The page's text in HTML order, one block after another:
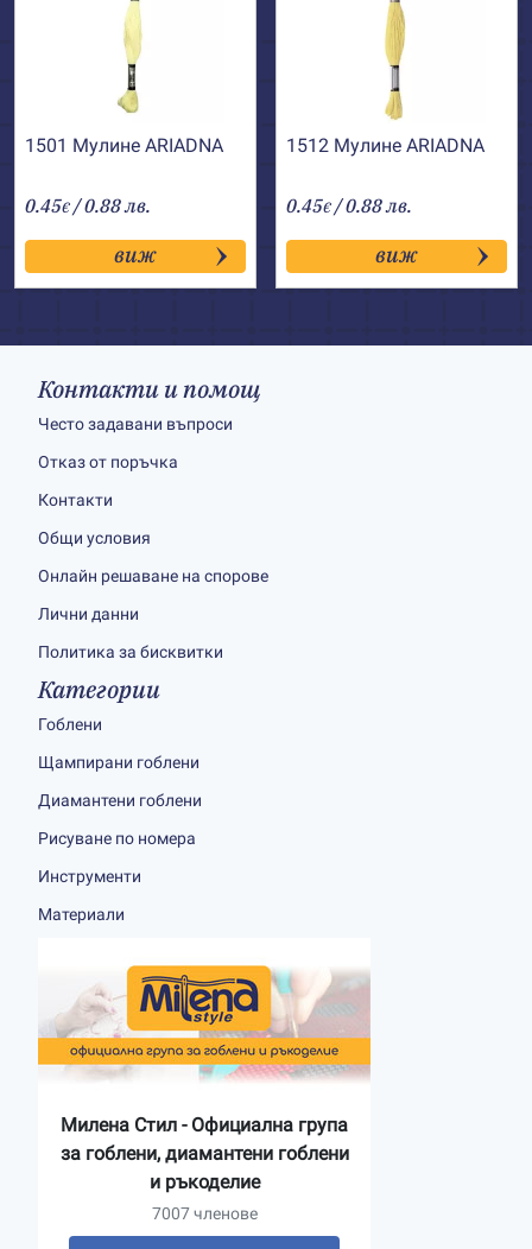
1501 Мулине АRIADNA
0.45€ / 0.88 лв.
виж
1512 Мулине АRIADNA
0.45€ / 0.88 лв.
виж
Контакти и помощ
Често задавани въпроси
Отказ от поръчка
Контакти
Общи условия
Онлайн решаване на спорове
Лични данни
Политика за бисквитки
Категории
Гоблени
Щампирани гоблени
Диамантени гоблени
Рисуване по номера
Инструменти
Материали
Милена Стил - Официална група
за гоблени, диамантени гоблени
и ръкоделие
7007 членове